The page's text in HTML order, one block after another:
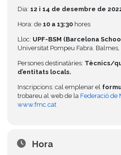
Dia: 12 i 14 de desembre de
Hora: de 10 a 13:30 hores
Lloc: UPF-BSM (Barcelona
Universitat Pompeu Fabra.
Persones destinatàries: Tècnics/
d’entitats locals.
Inscripcions: cal emplenar el
trobareu al web de la Federació de
www.fmc.cat
Hora